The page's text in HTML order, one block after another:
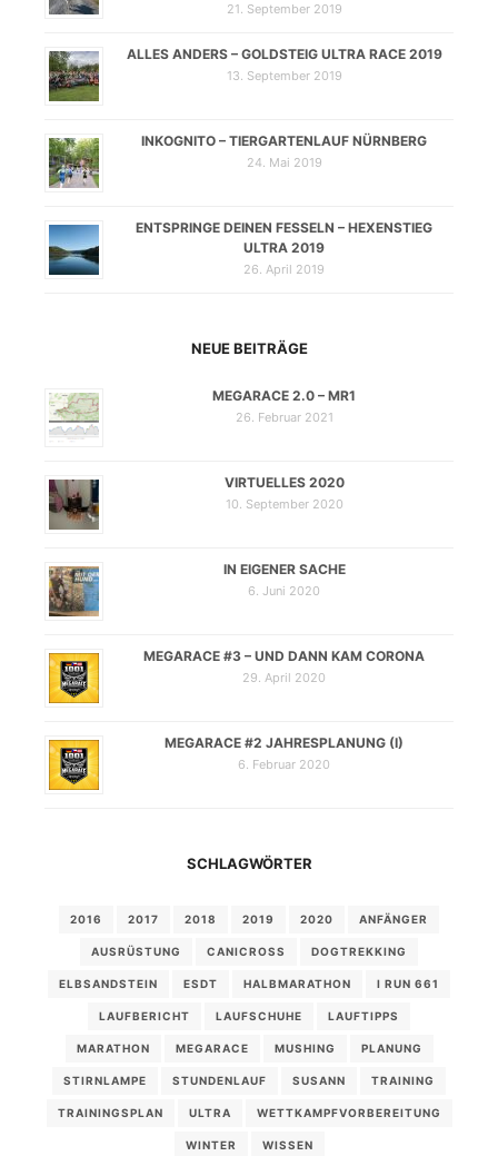
21. September 2019
ALLES ANDERS – GOLDSTEIG ULTRA RACE 2019
13. September 2019
INKOGNITO – TIERGARTENLAUF NÜRNBERG
24. Mai 2019
ENTSPRINGE DEINEN FESSELN – HEXENSTIEG
ULTRA 2019
26. April 2019
NEUE BEITRÄGE
MEGARACE 2.0 – MR1
26. Februar 2021
VIRTUELLES 2020
10. September 2020
IN EIGENER SACHE
6. Juni 2020
MEGARACE #3 – UND DANN KAM CORONA
29. April 2020
MEGARACE #2 JAHRESPLANUNG (I)
6. Februar 2020
SCHLAGWÖRTER
2016 2017 2018 2019 2020 ANFÄNGER
AUSRÜSTUNG CANICROSS DOGTREKKING
ELBSANDSTEIN ESDT HALBMARATHON I RUN 661
LAUFBERICHT LAUFSCHUHE LAUFTIPPS
MARATHON MEGARACE MUSHING PLANUNG
STIRNLAMPE STUNDENLAUF SUSANN TRAINING
TRAININGSPLAN ULTRA WETTKAMPFVORBEREITUNG
WINTER WISSEN